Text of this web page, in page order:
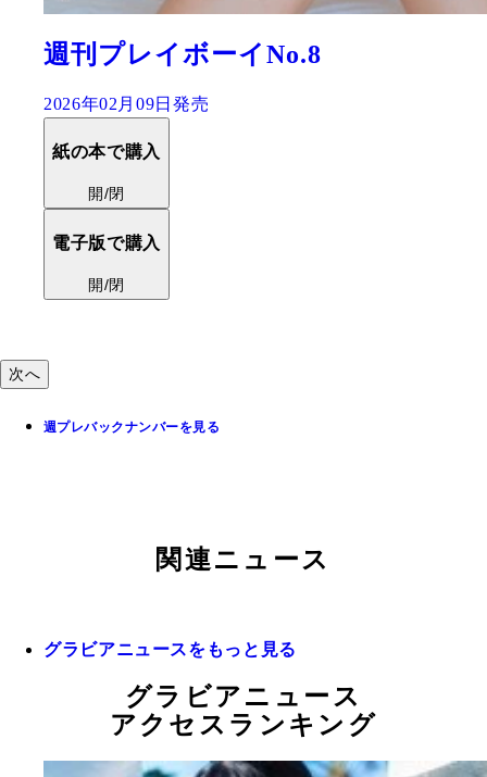
ボーイNo.8
発売
次へ
週プレバックナンバーを見る
関連ニュース
グラビアニュースをもっと見る
グラビアニュース
アクセスランキング